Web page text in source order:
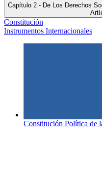
Capítulo 2 - De Los Derechos
Constitución
Instrumentos Internacionales
Constitución Política de